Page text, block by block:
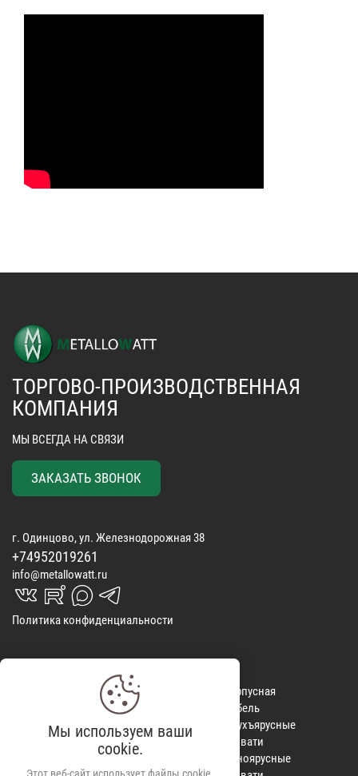
ТОРГОВО-ПРОИЗВОДСТВЕННАЯ
КОМПАНИЯ
МЫ ВСЕГДА НА СВЯЗИ
ЗАКАЗАТЬ ЗВОНОК
г. Одинцово, ул. Железнодорожная 38
+74952019261
info@metallowatt.ru
vk_in rutube_in max_s telegrams_in
Политика конфиденциальности
Спальные
наборы
КОНТАКТЫ
ОТЗЫВЫ
ВИДЕООБЗОРЫ
КРЕДИТ
Корпусная
мебель
Двухъярусные
кровати
Одноярусные
Мы используем ваши
cookie.